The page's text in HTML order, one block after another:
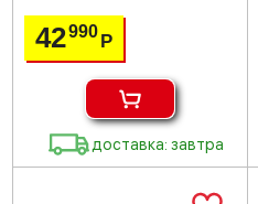
42990Р
доставка: завтра